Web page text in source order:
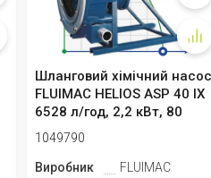
Шланговий хімічний
FLUIMAC HELIOS ASP 40 IX
6528 л/год, 2,2 кВт, 80
об/...
1049790
Виробник
FLUIMAC